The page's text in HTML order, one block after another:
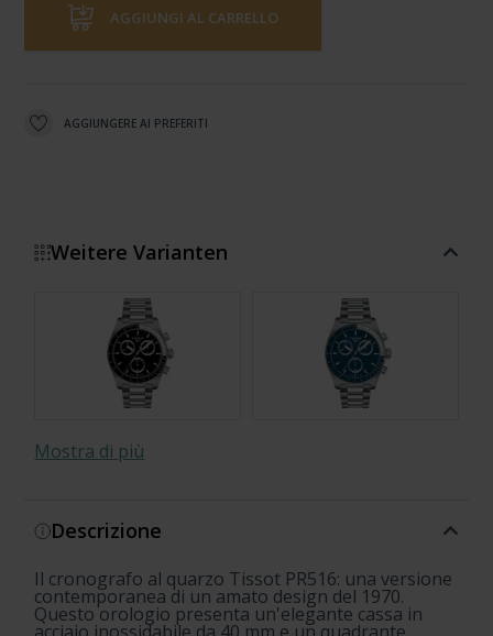
AGGIUNGI AL CARRELLO
AGGIUNGERE AI PREFERITI
Weitere Varianten
Mostra di più
Descrizione
Il cronografo al quarzo Tissot PR516: una versione
contemporanea di un amato design del 1970.
Questo orologio presenta un'elegante cassa in